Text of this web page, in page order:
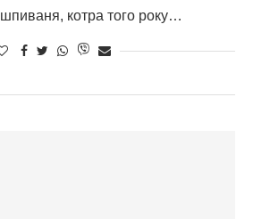
котра того року…